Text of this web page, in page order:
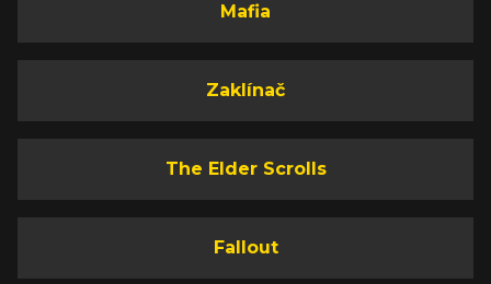
Mafia
Zaklínač
The Elder Scrolls
Fallout